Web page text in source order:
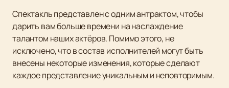
Спектакль представлен с одним антрактом, чтобы
дарить вам больше времени на наслаждение
талантом наших актёров. Помимо этого, не
исключено, что в состав исполнителей могут быть
внесены некоторые изменения, которые сделают
каждое представление уникальным и неповторимым.